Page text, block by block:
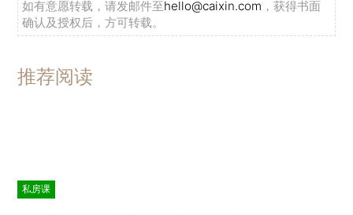
如有意愿转载，请发邮件至hello@caixin.com ，获得书面
确认及授权后，方可转载。
推荐阅读
私房课